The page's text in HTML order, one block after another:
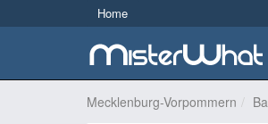
Home
Mecklenburg-Vorpommern